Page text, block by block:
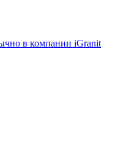
в компании iGranit